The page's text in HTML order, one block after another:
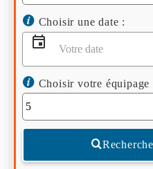
Choisir une date :
Choisir votre équipage